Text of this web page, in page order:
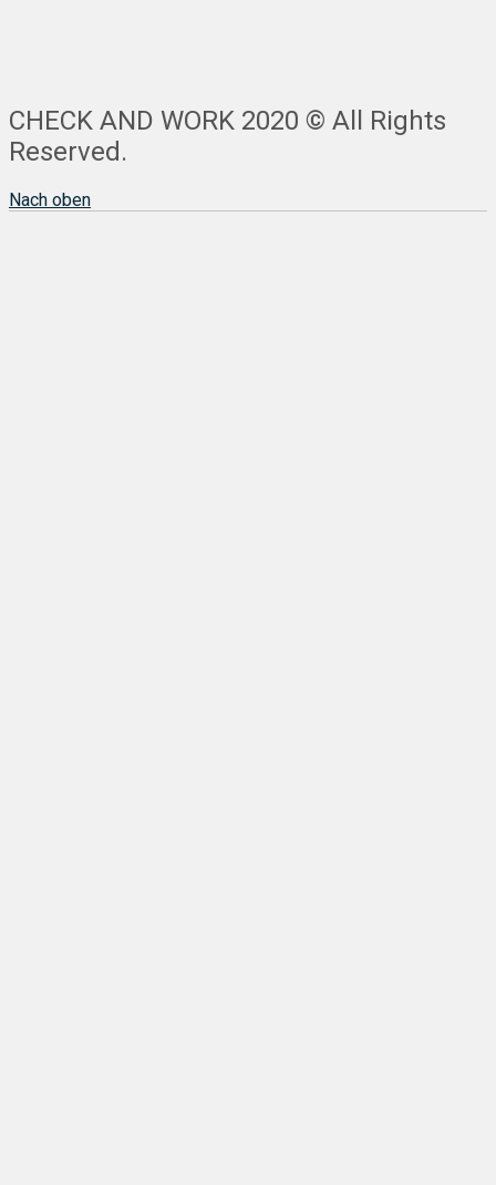
CHECK AND WORK 2020 © All Rights
Reserved.
Nach oben